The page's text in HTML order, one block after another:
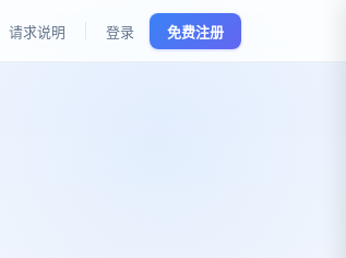
请求说明 登录 免费注册